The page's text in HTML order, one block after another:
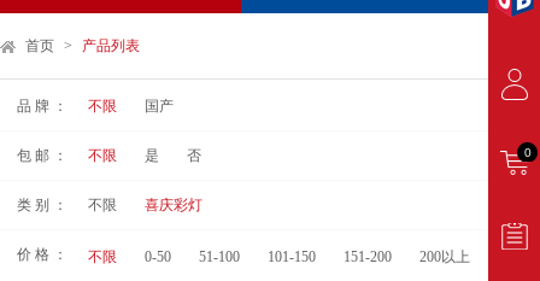
首页 > 产品列表
品 牌 ： 不限 国产
包 邮 ： 不限 是 否
类 别 ： 不限 喜庆彩灯
价 格 ： 不限 0-50 51-100 101-150 151-200 200以上
0